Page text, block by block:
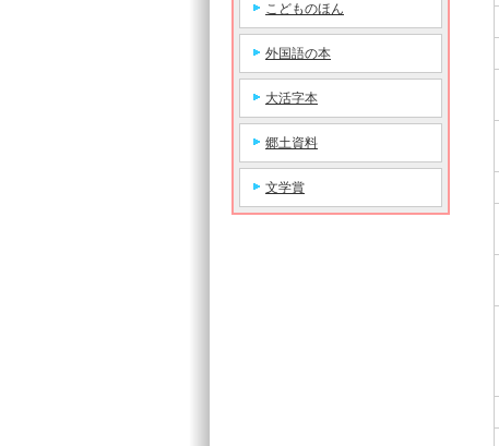
こどものほん
外国語の本
大活字本
郷土資料
文学賞